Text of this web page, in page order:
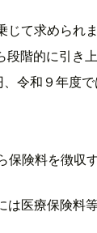
て求められま
階的に引き
令和９年度
険料を徴
医療保険料